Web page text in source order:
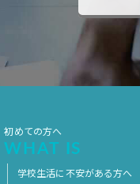
初めての方へ
WHAT IS
学校生活に不安がある方へ